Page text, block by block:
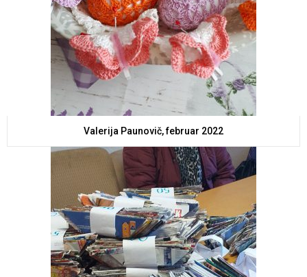
Valerija Paunovič, februar 2022